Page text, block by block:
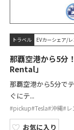
トラベル EVカーシェア/
那覇空港から5分
Rental」
那覇空港から5分で
ぐにテ...
#pickup#Tesla#沖縄#レ
お気に入り